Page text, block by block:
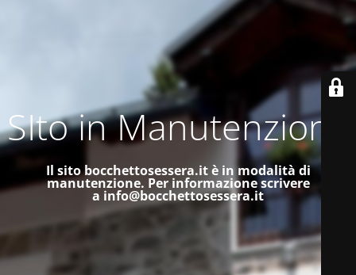
SIto in Manutenzione
Il sito bocchettosessera.it è in modalità di
manutenzione. Per informazione scrivere
a info@bocchettosessera.it